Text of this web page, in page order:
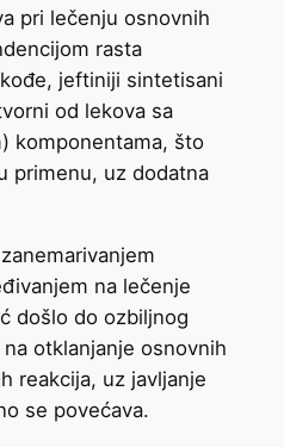
pri lečenju osnovnih
rasta
jeftiniji sintetisani
od lekova sa
komponentama, što
primenu, uz dodatna
na lečenje
došlo do ozbiljnog
otklanjanje osnovnih
reakcija, uz javljanje
se povećava.